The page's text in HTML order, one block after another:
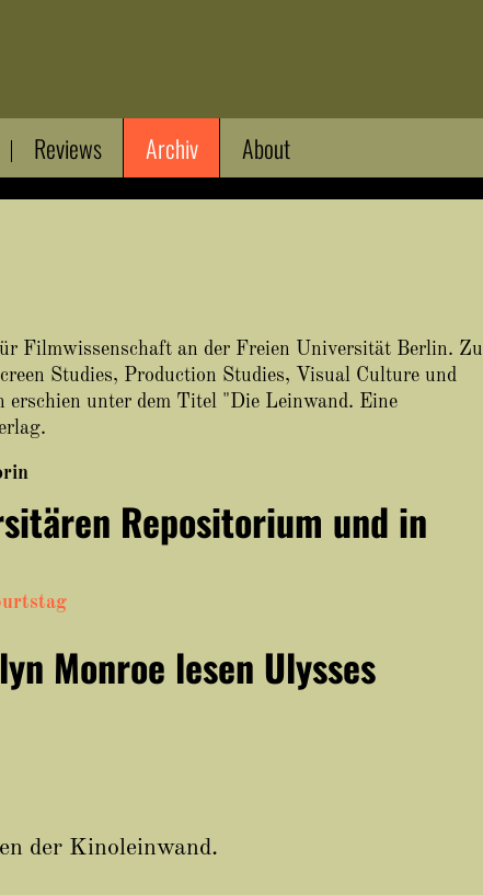
Reviews Archiv About
Filmwissenschaft an der Freien Universität Berlin. Zu
Studies, Production Studies, Visual Culture und
erschien unter dem Titel "Die Leinwand. Eine
Repositorium und in
Monroe lesen Ulysses
der Kinoleinwand.